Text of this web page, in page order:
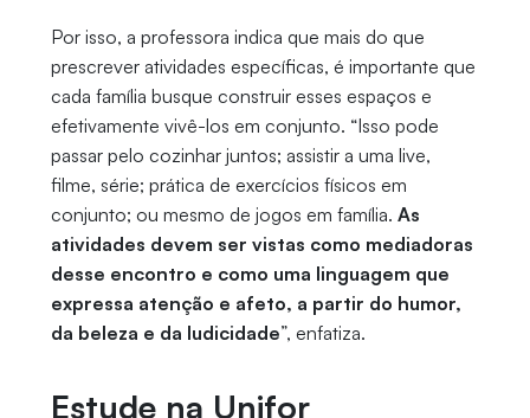
Por isso, a professora indica que mais do que
prescrever atividades específicas, é importante que
cada família busque construir esses espaços e
efetivamente vivê-los em conjunto. “Isso pode
passar pelo cozinhar juntos; assistir a uma live,
filme, série; prática de exercícios físicos em
conjunto; ou mesmo de jogos em família. As
atividades devem ser vistas como mediadoras
desse encontro e como uma linguagem que
expressa atenção e afeto, a partir do humor,
da beleza e da ludicidade”, enfatiza.
Estude na Unifor